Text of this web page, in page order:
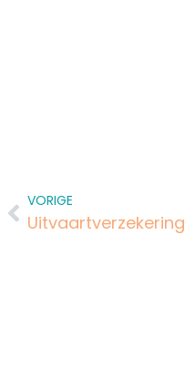
VORIGE
Uitvaartverzekering